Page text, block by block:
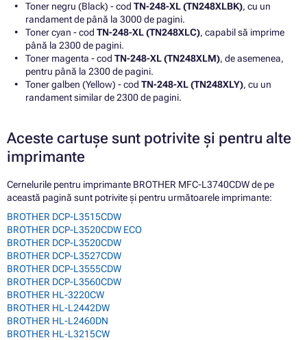
Toner negru (Black) - cod TN-248-XL (TN248XLBK), cu un
randament de până la 3000 de pagini.
Toner cyan - cod TN-248-XL (TN248XLC), capabil să imprime
până la 2300 de pagini.
Toner magenta - cod TN-248-XL (TN248XLM), de asemenea,
pentru până la 2300 de pagini.
Toner galben (Yellow) - cod TN-248-XL (TN248XLY), cu un
randament similar de 2300 de pagini.
Aceste cartușe sunt potrivite și pentru alte
imprimante
Cernelurile pentru imprimante BROTHER MFC-L3740CDW de pe
această pagină sunt potrivite și pentru următoarele imprimante:
BROTHER DCP-L3515CDW
BROTHER DCP-L3520CDW ECO
BROTHER DCP-L3520CDW
BROTHER DCP-L3527CDW
BROTHER DCP-L3555CDW
BROTHER DCP-L3560CDW
BROTHER HL-3220CW
BROTHER HL-L2442DW
BROTHER HL-L2460DN
BROTHER HL-L3215CW